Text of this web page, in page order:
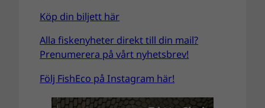
Köp din biljett här
Alla fiskenyheter direkt till din mail?
Prenumerera på vårt nyhetsbrev!
Följ FishEco på Instagram här!